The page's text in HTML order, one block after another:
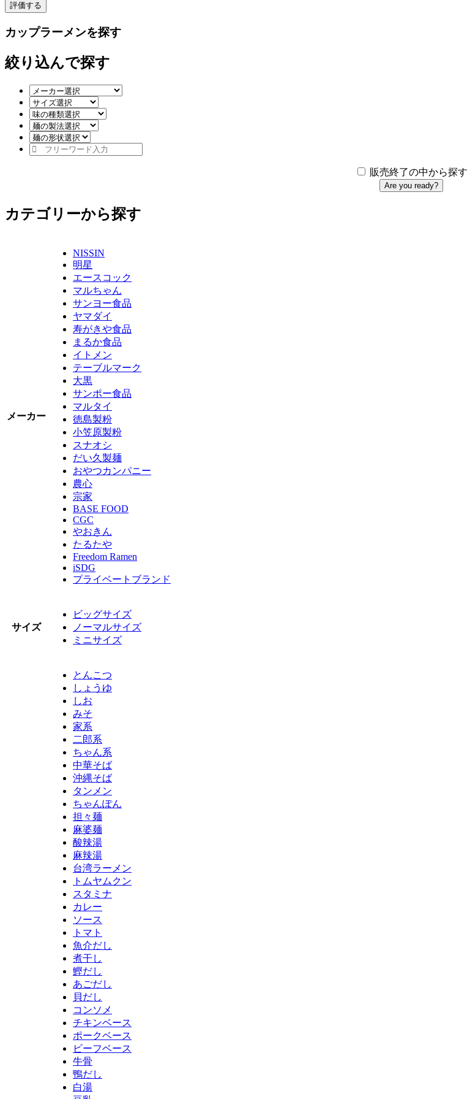
カップラーメンを探す
絞り込んで探す
販売終了の中から探す
Are you ready?
カテゴリーから探す
メーカー
NISSIN
明星
エースコック
マルちゃん
サンヨー食品
ヤマダイ
寿がきや食品
まるか食品
イトメン
テーブルマーク
大黒
サンポー食品
マルタイ
徳島製粉
小笠原製粉
スナオシ
だい久製麺
おやつカンパニー
農心
宗家
BASE FOOD
CGC
やおきん
たるたや
Freedom Ramen
iSDG
プライベートブランド
サイズ
ビッグサイズ
ノーマルサイズ
ミニサイズ
とんこつ
しょうゆ
しお
みそ
家系
二郎系
ちゃん系
中華そば
沖縄そば
タンメン
ちゃんぽん
担々麺
麻婆麺
酸辣湯
麻辣湯
台湾ラーメン
トムヤムクン
スタミナ
カレー
ソース
トマト
魚介だし
煮干し
鰹だし
あごだし
貝だし
コンソメ
チキンベース
ポークベース
ビーフベース
牛骨
鴨だし
白湯